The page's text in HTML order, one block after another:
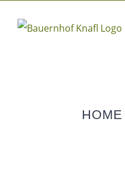
Inhalt
HOME